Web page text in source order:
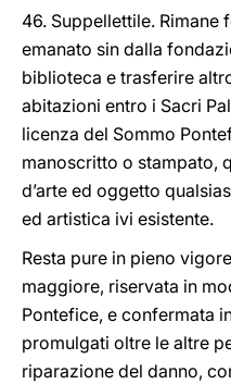
46. Suppellettile.
emanato sin dalla
biblioteca e trasferire
abitazioni entro i Sacri
licenza del Sommo
manoscritto o stampato,
d’arte ed oggetto
ed artistica ivi esistente.
Resta pure in pieno
maggiore, riservata in
Pontefice, e confermata
promulgati oltre le altre
riparazione del danno,